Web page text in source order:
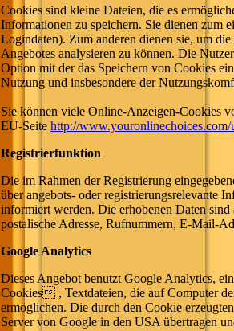
Cookies sind kleine Dateien, die es
Informationen zu speichern. Sie dienen zum
Logindaten). Zum anderen dienen sie, um
Angebotes analysieren zu können. Die
Option mit der das Speichern von Cookies
Nutzung und insbesondere der
Sie können viele Online-Anzeigen-Cookies
EU-Seite http://
Registrierfunktion
Die im Rahmen der Registrierung
über angebots- oder registrierungsrelevante
informiert werden. Die erhobenen Daten
postalische Adresse, Rufnummern, E-Mail-
Google Analytics
Dieses Angebot benutzt Google Analytics,
Cookies , Textdateien, die auf Computer
ermöglichen. Die durch den Cookie
Server von Google in den USA übertragen